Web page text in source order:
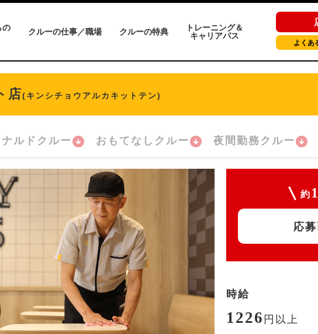
の
クルーの仕事／職場 クルーの特典
トレーニング＆
キャリアパス
よくあ
店(キンシチョウアルカキットテン)
ルドクルー おもてなしクルー 夜間勤務クルー
約 1
応
時給
1226 円 以上